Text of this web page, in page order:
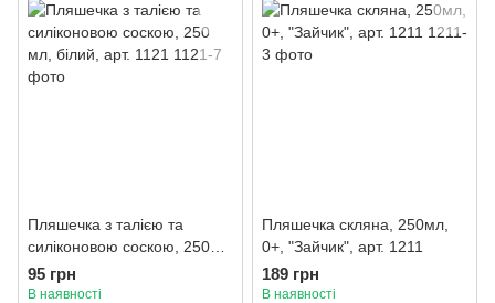
Пляшечка з талією та
силіконовою соскою, 250
мл, білий, арт. 1121
95 грн
В наявності
Пляшечка скляна, 250мл,
0+, "Зайчик", арт. 1211
189 грн
В наявності